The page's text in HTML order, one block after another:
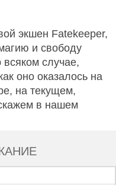
экшен Fatekeeper,
и свободу
случае,
оно оказалось на
на текущем,
в нашем